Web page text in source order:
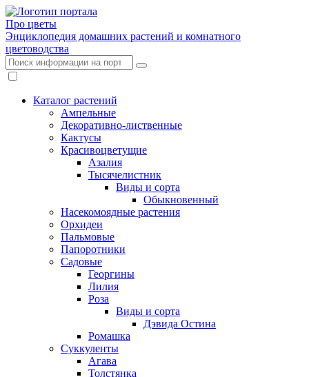
Про цветы
Энциклопедия домашних растений и комнатного
цветоводства
Каталог растений
Ампельные
Декоративно-лиственные
Кактусы
Красивоцветущие
Азалия
Тысячелистник
Виды и сорта
Обыкновенный
Насекомоядные растения
Орхидеи
Пальмовые
Папоротники
Садовые
Георгины
Лилия
Роза
Виды и сорта
Дэвида Остина
Ромашка
Суккуленты
Агава
Толстянка